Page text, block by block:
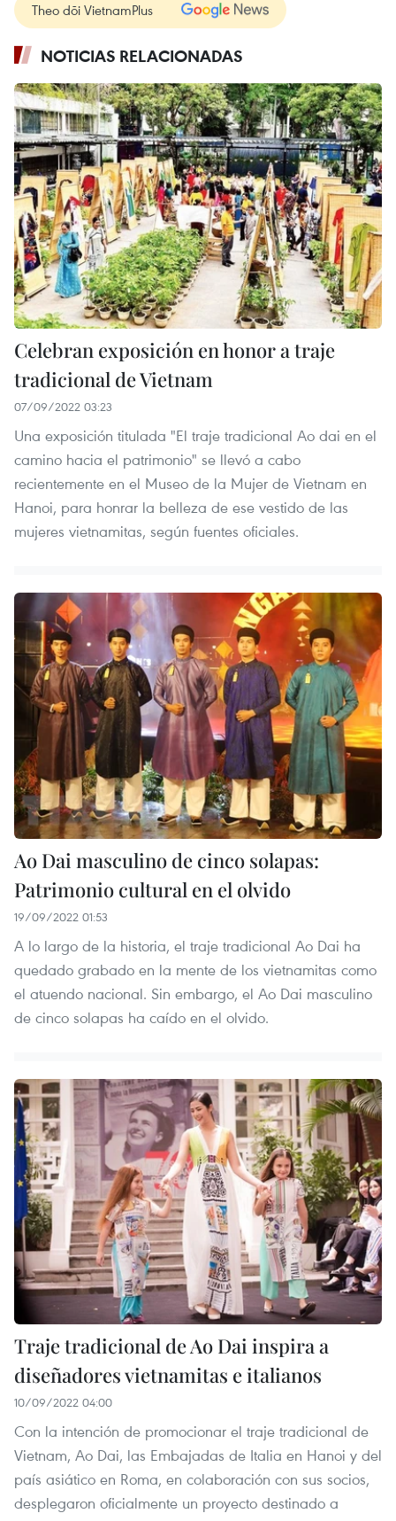
Theo dõi VietnamPlus
NOTICIAS RELACIONADAS
Celebran exposición en honor a traje
tradicional de Vietnam
07/09/2022 03:23
Una exposición titulada "El traje tradicional Ao dai en el
camino hacia el patrimonio" se llevó a cabo
recientemente en el Museo de la Mujer de Vietnam en
Hanoi, para honrar la belleza de ese vestido de las
mujeres vietnamitas, según fuentes oficiales.
Ao Dai masculino de cinco solapas:
Patrimonio cultural en el olvido
19/09/2022 01:53
A lo largo de la historia, el traje tradicional Ao Dai ha
quedado grabado en la mente de los vietnamitas como
el atuendo nacional. Sin embargo, el Ao Dai masculino
de cinco solapas ha caído en el olvido.
Traje tradicional de Ao Dai inspira a
diseñadores vietnamitas e italianos
10/09/2022 04:00
Con la intención de promocionar el traje tradicional de
Vietnam, Ao Dai, las Embajadas de Italia en Hanoi y del
país asiático en Roma, en colaboración con sus socios,
desplegaron oficialmente un proyecto destinado a